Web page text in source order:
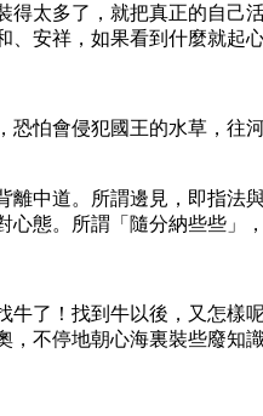
太多了，就把真正的自
安祥，如果看到什麼就起
怕會侵犯國王的水草，往
中道。所謂邊見，即指
態。所謂「隨分納些些」
了！找到牛以後，又怎
不停地朝心海裏裝些廢知